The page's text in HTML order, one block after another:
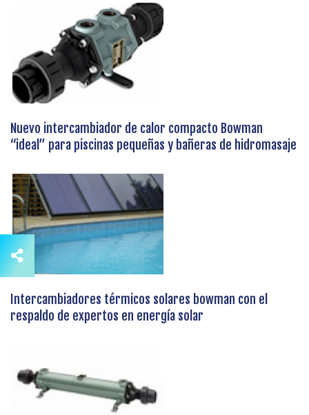
Nuevo intercambiador de calor compacto Bowman
“ideal” para piscinas pequeñas y bañeras de hidromasaje
Intercambiadores térmicos solares bowman con el
respaldo de expertos en energía solar